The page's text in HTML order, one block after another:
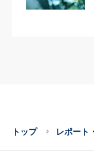
トップ レポート